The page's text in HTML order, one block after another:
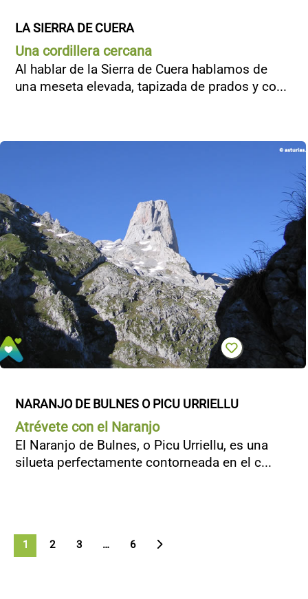
LA SIERRA DE CUERA
Una cordillera cercana
Al hablar de la Sierra de Cuera hablamos de
una meseta elevada, tapizada de prados y co...
NARANJO DE BULNES O PICU URRIELLU
Atrévete con el Naranjo
El Naranjo de Bulnes, o Picu Urriellu, es una
silueta perfectamente contorneada en el c...
1 2 3 … 6